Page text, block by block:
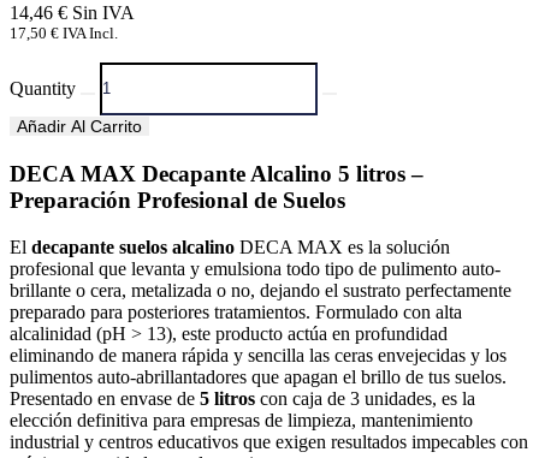
14,46 €
17,50 € IVA Incl.
Quantity
Añadir Al Carrito
DECA MAX Decapante Alcalino 5 litros –
Preparación Profesional de Suelos
El decapante suelos alcalino DECA MAX es la solución
profesional que levanta y emulsiona todo tipo de pulimento auto-
brillante o cera, metalizada o no, dejando el sustrato perfectamente
preparado para posteriores tratamientos. Formulado con alta
alcalinidad (pH > 13), este producto actúa en profundidad
eliminando de manera rápida y sencilla las ceras envejecidas y los
pulimentos auto-abrillantadores que apagan el brillo de tus suelos.
Presentado en envase de 5 litros con caja de 3 unidades, es la
elección definitiva para empresas de limpieza, mantenimiento
industrial y centros educativos que exigen resultados impecables con